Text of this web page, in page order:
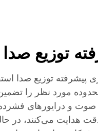
توزیع صدا
پیشرفته توزیع صدا
مورد نظر را
صوت و درایورهای
هدایت می‌کنند، در